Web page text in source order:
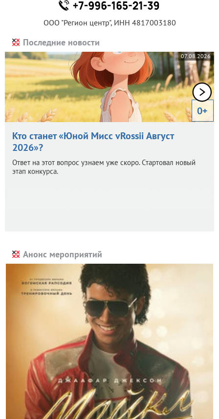
ООО "Регион центр", ИНН 4817003180
Последние новости
07.08.2026
0+
Кто станет «Юной Мисс vRossii Август
2026»?
Ответ на этот вопрос узнаем уже скоро. Стартовал новый
этап конкурса.
Анонс мероприятий